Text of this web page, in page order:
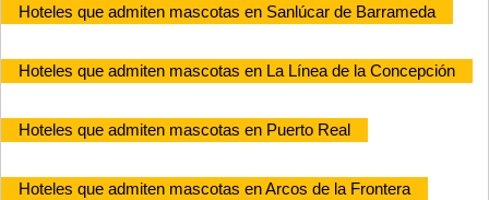
Hoteles que admiten mascotas en Sanlúcar de Barrameda
Hoteles que admiten mascotas en La Línea de la Concepción
Hoteles que admiten mascotas en Puerto Real
Hoteles que admiten mascotas en Arcos de la Frontera